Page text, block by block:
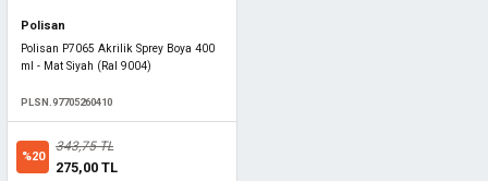
Polisan
Polisan P7065 Akrilik Sprey Boya 400
ml - Mat Siyah (Ral 9004)
PLSN.97705260410
%20
343,75 TL
275,00 TL